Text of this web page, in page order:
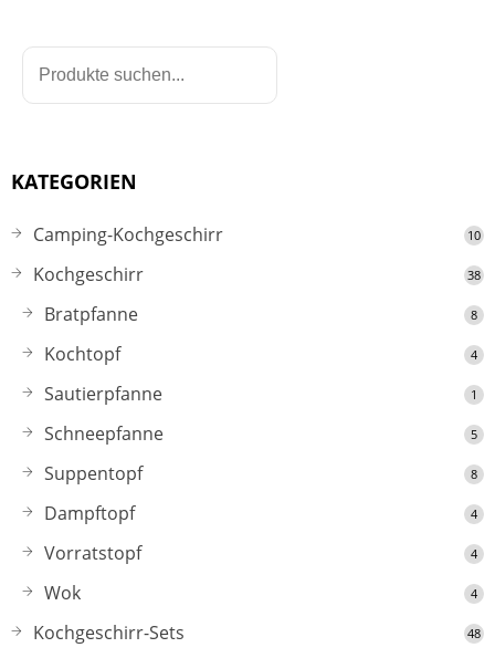
KATEGORIEN
Camping-Kochgeschirr 10
Kochgeschirr 38
Bratpfanne 8
Kochtopf 4
Sautierpfanne 1
Schneepfanne 5
Suppentopf 8
Dampftopf 4
Vorratstopf 4
Wok 4
Kochgeschirr-Sets 48